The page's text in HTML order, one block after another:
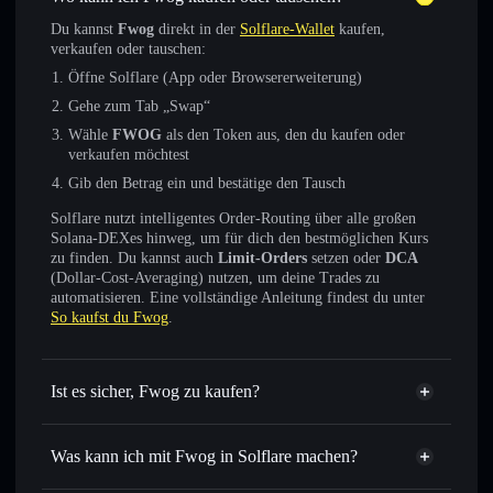
Du kannst Fwog direkt in der Solflare-Wallet kaufen,
verkaufen oder tauschen:
Öffne Solflare (App oder Browsererweiterung)
Gehe zum Tab „Swap“
Wähle FWOG als den Token aus, den du kaufen oder
verkaufen möchtest
Gib den Betrag ein und bestätige den Tausch
Solflare nutzt intelligentes Order-Routing über alle großen
Solana-DEXes hinweg, um für dich den bestmöglichen Kurs
zu finden. Du kannst auch Limit-Orders setzen oder DCA
(Dollar-Cost-Averaging) nutzen, um deine Trades zu
automatisieren. Eine vollständige Anleitung findest du unter
So kaufst du Fwog.
Ist es sicher, Fwog zu kaufen?
Fwog verifizierter Token
Was kann ich mit Fwog in Solflare machen?
Fwog
Solflare-Wallet